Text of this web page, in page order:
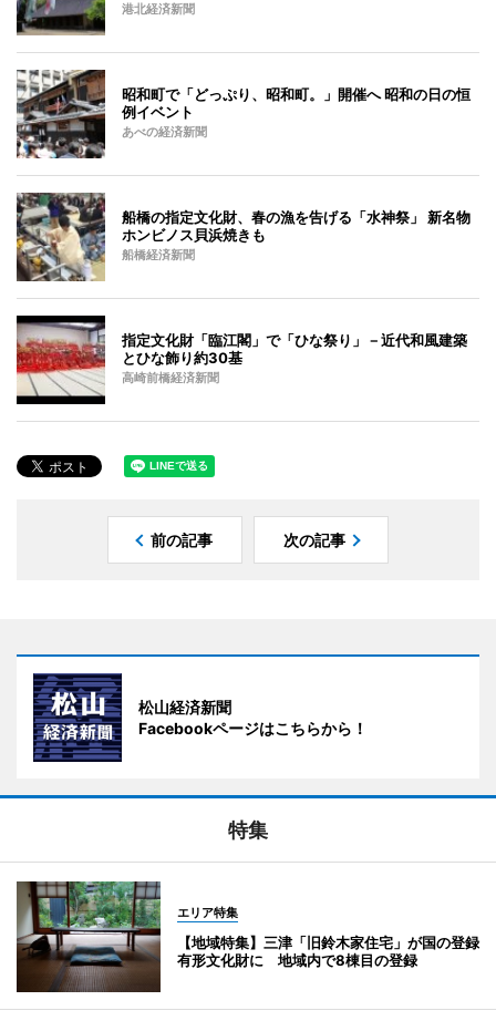
港北経済新聞
昭和町で「どっぷり、昭和町。」開催へ 昭和の日の恒
例イベント
あべの経済新聞
船橋の指定文化財、春の漁を告げる「水神祭」 新名物
ホンビノス貝浜焼きも
船橋経済新聞
指定文化財「臨江閣」で「ひな祭り」－近代和風建築
とひな飾り約30基
高崎前橋経済新聞
前の記事 次の記事
松山経済新聞
Facebookページはこちらから！
特集
エリア特集
【地域特集】三津「旧鈴木家住宅」が国の登録
有形文化財に 地域内で8棟目の登録